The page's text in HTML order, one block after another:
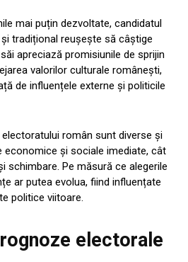
mai puțin dezvoltate, candidatul
tradițional reușește să câștige
apreciază promisiunile de sprijin
valorilor culturale românești,
de influențele externe și politicile
român sunt diverse și
economice și sociale imediate, cât
schimbare. Pe măsură ce alegerile
ar putea evolua, fiind influențate
politice viitoare.
electorale